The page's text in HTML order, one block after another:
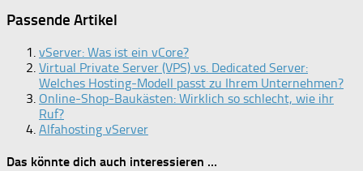
Passende Artikel
vServer: Was ist ein vCore?
Virtual Private Server (VPS) vs. Dedicated Server:
Welches Hosting-Modell passt zu Ihrem Unternehmen?
Online-Shop-Baukästen: Wirklich so schlecht, wie ihr
Ruf?
Alfahosting vServer
Das könnte dich auch interessieren …